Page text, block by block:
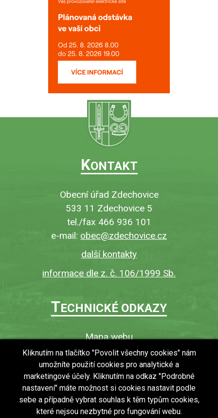
KONTAKT
Obecní úřad Zdechovice
533 11 Zdechovice 5
tel./fax 466 936 101
e-mail: obec@zdechovice.cz
další kontakty
informace dle z. č. 106/1999 Sb.
TECHNICKÉ ODKAZY
Mapa webu
O webu
Povinně zveřejňované informace
Ochrana osobních údajů (GDPR)
Vyhledávání
RSS
Kliknutím na tlačítko "Povolit všechny cookies" nám
umožníte použití cookies pro analytické a
marketingové účely. Kliknutím na odkaz "Podrobné
nastavení" máte možnost si cookies nastavit podle
sebe a případně vybrat souhlas k těm typům cookies,
které nejsou nezbytné pro fungování webu.